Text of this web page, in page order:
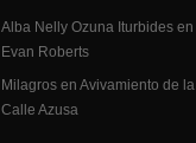
Alba Nelly Ozuna Iturbides en
Evan Roberts
Milagros en Avivamiento de la
Calle Azusa